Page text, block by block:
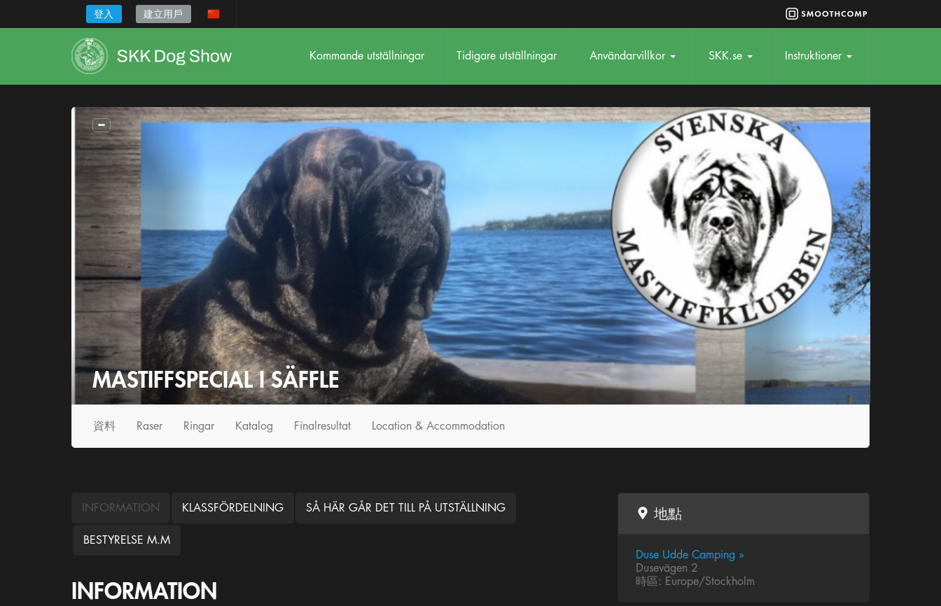
登入 建立用戶
Kommande utställningar Tidigare utställningar Användarvillkor SKK.se Instruktioner
MASTIFFSPECIAL I SÄFFLE
資料 Raser Ringar Katalog Finalresultat Location & Accommodation
INFORMATION KLASSFÖRDELNING SÅ HÄR GÅR DET TILL PÅ UTSTÄLLNING
BESTYRELSE M.M
INFORMATION
地點
Duse Udde Camping »
Dusevägen 2
時區: Europe/Stockholm